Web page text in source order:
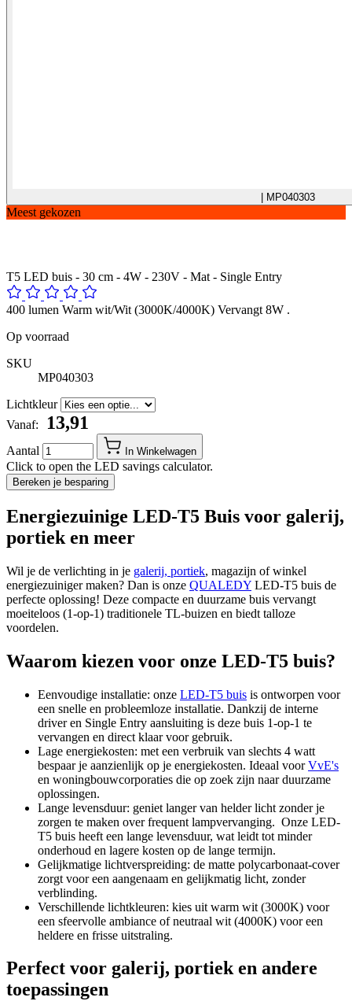
| MP040303
Meest gekozen
T5 LED buis - 30 cm - 4W - 230V - Mat - Single Entry
400 lumen Warm wit/Wit (3000K/4000K) Vervangt 8W .
Op voorraad
SKU
MP040303
Lichtkleur
Vanaf:
​ 13,91
Aantal In Winkelwagen
Click to open the LED savings calculator.
Bereken je besparing
Energiezuinige LED-T5 Buis voor galerij,
portiek en meer
Wil je de verlichting in je galerij, portiek, magazijn of winkel
energiezuiniger maken? Dan is onze QUALEDY LED-T5 buis de
perfecte oplossing! Deze compacte en duurzame buis vervangt
moeiteloos (1-op-1) traditionele TL-buizen en biedt talloze
voordelen.
Waarom kiezen voor onze LED-T5 buis?
Eenvoudige installatie: onze LED-T5 buis is ontworpen voor
een snelle en probleemloze installatie. Dankzij de interne
driver en Single Entry aansluiting is deze buis 1-op-1 te
vervangen en direct klaar voor gebruik.
Lage energiekosten: met een verbruik van slechts 4 watt
bespaar je aanzienlijk op je energiekosten. Ideaal voorVvE's
en woningbouwcorporaties die op zoek zijn naar duurzame
oplossingen.
Lange levensduur: geniet langer van helder licht zonder je
zorgen te maken over frequent lampvervanging. Onze LED-
T5 buis heeft een lange levensduur, wat leidt tot minder
onderhoud en lagere kosten op de lange termijn.
Gelijkmatige lichtverspreiding: de matte polycarbonaat-cover
zorgt voor een aangenaam en gelijkmatig licht, zonder
verblinding.
Verschillende lichtkleuren: kies uit warm wit (3000K) voor
een sfeervolle ambiance of neutraal wit (4000K) voor een
heldere en frisse uitstraling.
Perfect voor galerij, portiek en andere
toepassingen